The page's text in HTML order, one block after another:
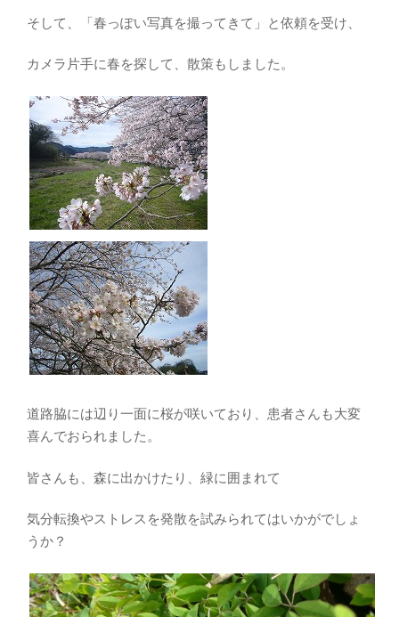
そして、「春っぽい写真を撮ってきて」と依頼を受け、
カメラ片手に春を探して、散策もしました。
道路脇には辺り一面に桜が咲いており、患者さんも大変
喜んでおられました。
皆さんも、森に出かけたり、緑に囲まれて
気分転換やストレスを発散を試みられてはいかがでしょ
うか？